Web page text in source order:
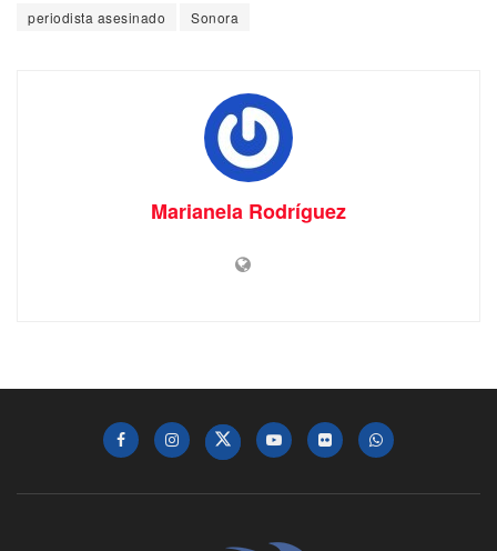
periodista asesinado
Sonora
Marianela Rodríguez